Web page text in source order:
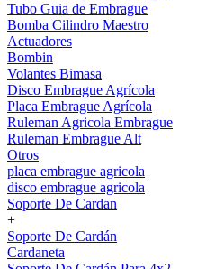
Tubo Guia de Embrague
Bomba Cilindro Maestro
Actuadores
Bombin
Volantes Bimasa
Disco Embrague Agrícola
Placa Embrague Agrícola
Ruleman Agricola Embrague
Ruleman Embrague Alt
Otros
placa embrague agricola
disco embrague agricola
Soporte De Cardan
+
Soporte De Cardán
Cardaneta